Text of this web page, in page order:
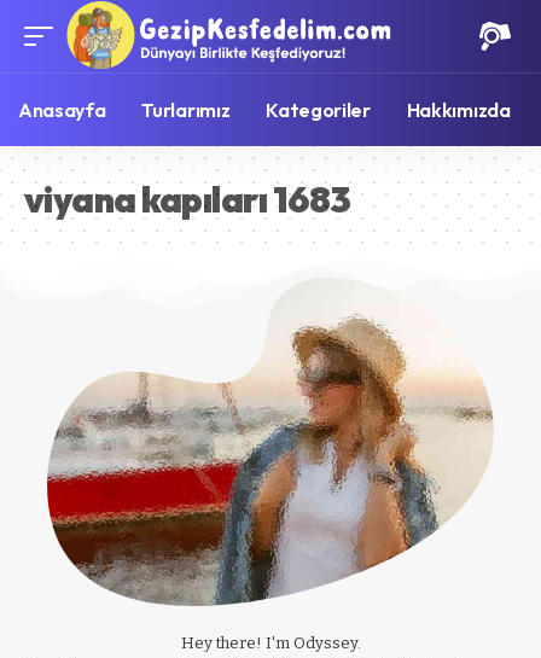
Anasayfa Turlarımız Kategoriler Hakkımızda
viyana kapıları 1683
Hey there! I'm Odyssey.